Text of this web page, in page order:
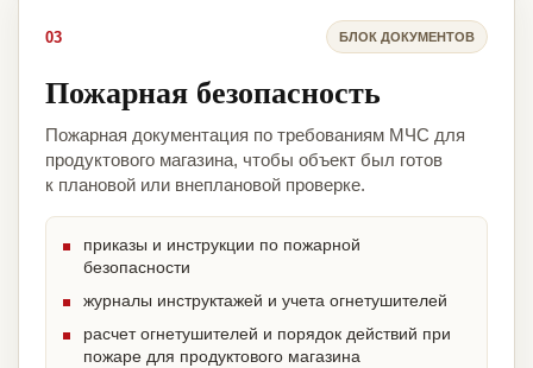
03 БЛОК ДОКУМЕНТОВ
Пожарная безопасность
Пожарная документация по требованиям МЧС для
продуктового магазина, чтобы объект был готов
к плановой или внеплановой проверке.
приказы и инструкции по пожарной
безопасности
журналы инструктажей и учета огнетушителей
расчет огнетушителей и порядок действий при
пожаре для продуктового магазина